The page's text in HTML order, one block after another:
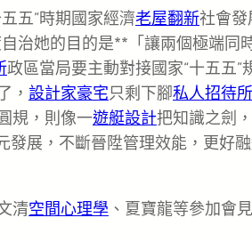
五”時期國家經濟老屋翻新社會發
治她的目的是**「讓兩個極端同
政區當局要主動對接國家“十五五”
， 設計家豪宅只剩下腳私人招待
規，則像一遊艇設計把知識之劍
展，不斷晉陞管理效能，更好
清空間心理學 、夏寶龍等參加會